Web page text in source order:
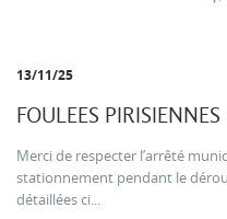
13/11/25
FOULEES
Merci de respecter l’arrêté
stationnement pendant le
détaillées ci...